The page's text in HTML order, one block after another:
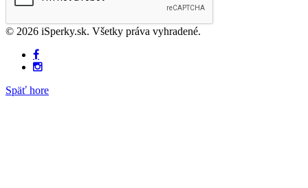
© 2026 iSperky.sk. Všetky práva vyhradené.
Späť hore